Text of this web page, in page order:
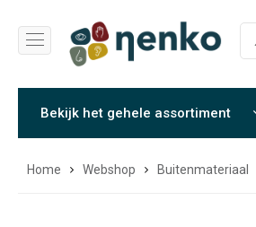
Bekijk het gehele assortiment
Home Webshop Buitenmateriaal